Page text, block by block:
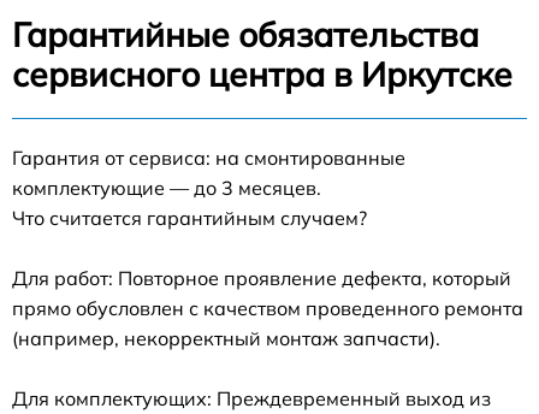
Гарантийные обязательства
сервисного центра в Иркутске
Гарантия от сервиса: на смонтированные
комплектующие — до 3 месяцев.
Что считается гарантийным случаем?
Для работ: Повторное проявление дефекта, который
прямо обусловлен с качеством проведенного ремонта
(например, некорректный монтаж запчасти).
Для комплектующих: Преждевременный выход из